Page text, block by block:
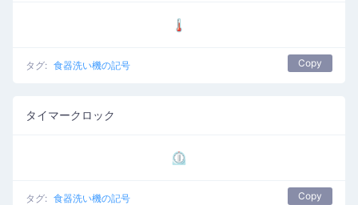
🌡️
タグ: 食器洗い機の記号 Copy
タイマークロック
⏲️
タグ: 食器洗い機の記号 Copy